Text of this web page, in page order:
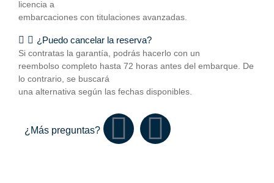
licencia a
embarcaciones con titulaciones avanzadas.
¿Puedo cancelar la reserva?
Si contratas la garantía, podrás hacerlo con un
reembolso completo hasta 72 horas antes del embarque. De
lo contrario, se buscará
una alternativa según las fechas disponibles.
¿Más preguntas?